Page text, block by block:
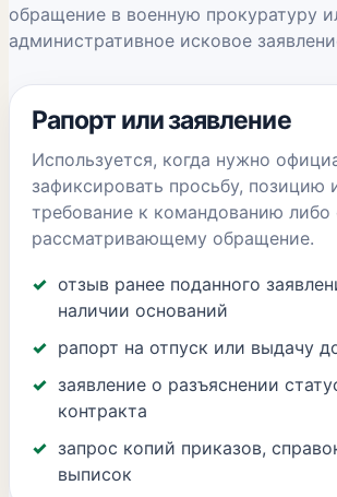
обращение в военную прокуратуру
административное исковое
Рапорт или заявление
Используется, когда нужно
зафиксировать просьбу, позицию
требование к командованию либо
рассматривающему обращение.
отзыв ранее поданного
наличии оснований
рапорт на отпуск или выдачу
заявление о разъяснении
контракта
запрос копий приказов,
выписок